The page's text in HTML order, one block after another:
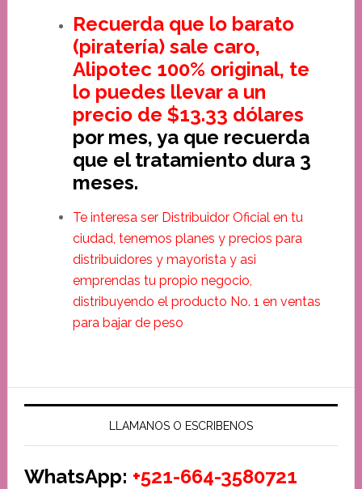
Recuerda que lo barato
(piratería) sale caro,
Alipotec 100% original, te
lo puedes llevar a un
precio de $13.33 dólares
por mes, ya que recuerda
que el tratamiento dura 3
meses.
Te interesa ser Distribuidor Oficial en tu
ciudad, tenemos planes y precios para
distribuidores y mayorista y asi
emprendas tu propio negocio,
distribuyendo el producto No. 1 en ventas
para bajar de peso
LLAMANOS O ESCRIBENOS
WhatsApp: +521-664-3580721